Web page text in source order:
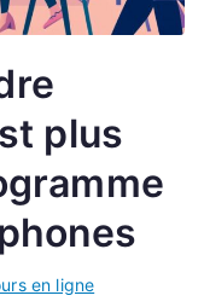
plus
en ligne